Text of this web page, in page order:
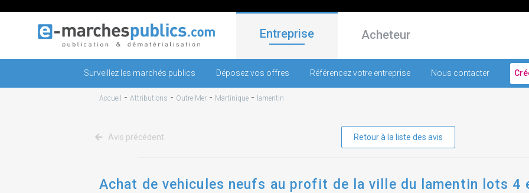
Entreprise Acheteur
Surveillez les marchés publics Déposez vos offres Référencez votre entreprise Nous contacter
Accueil - Attributions - Outre-Mer - Martinique - lamentin
Avis précédent Retour à la liste des avis
Achat de vehicules neufs au profit de la ville du lamentin lots 4